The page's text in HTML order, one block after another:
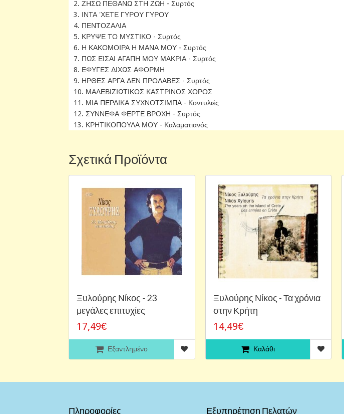
2. ΖΗΣΩ ΠΕΘΑΝΩ ΣΤΗ ΖΩΗ - Συρτός
3. ΙΝΤΑ 'ΧΕΤΕ ΓΥΡΟΥ ΓΥΡΟΥ
4. ΠΕΝΤΟΖΑΛΙΑ
5. ΚΡΥΨΕ ΤΟ ΜΥΣΤΙΚΟ - Συρτός
6. Η ΚΑΚΟΜΟΙΡΑ Η ΜΑΝΑ ΜΟΥ - Συρτός
7. ΠΩΣ ΕΙΣΑΙ ΑΓΑΠΗ ΜΟΥ ΜΑΚΡΙΑ - Συρτός
8. ΕΦΥΓΕΣ ΔΙΧΩΣ ΑΦΟΡΜΗ
9. ΗΡΘΕΣ ΑΡΓΑ ΔΕΝ ΠΡΟΛΑΒΕΣ - Συρτός
10. ΜΑΛΕΒΙΖΙΩΤΙΚΟΣ ΚΑΣΤΡΙΝΟΣ ΧΟΡΟΣ
11. ΜΙΑ ΠΕΡΔΙΚΑ ΣΥΧΝΟΤΣΙΜΠΑ - Κοντυλιές
12. ΣΥΝΝΕΦΑ ΦΕΡΤΕ ΒΡΟΧΗ - Συρτός
13. ΚΡΗΤΙΚΟΠΟΥΛΑ ΜΟΥ - Καλαματιανός
Σχετικά Προϊόντα
Ξυλούρης Νίκος - 23
μεγάλες επιτυχίες
17,49€
Εξαντλημένο
Ξυλούρης Νίκος - Τα χρόνια
στην Κρήτη
14,49€
Καλάθι
Πληροφορίες Εξυπηρέτηση Πελατών